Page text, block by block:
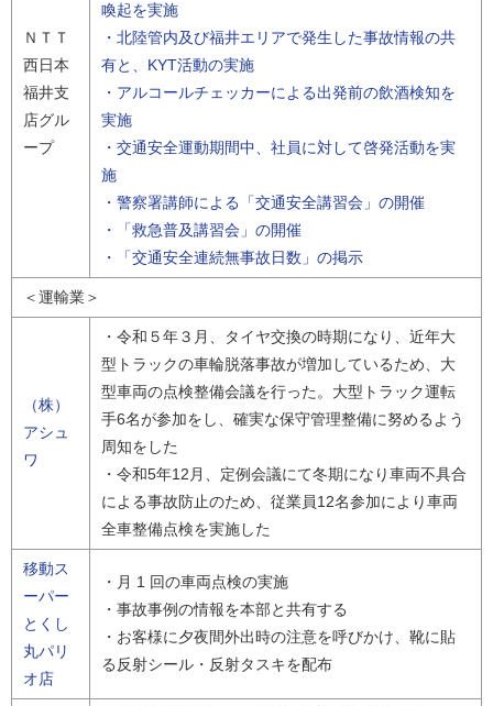
ＮＴＴ
西日本
福井支
店グル
ープ
喚起を実施
・北陸管内及び福井エリアで発生した事故情報の共
有と、KYT活動の実施
・アルコールチェッカーによる出発前の飲酒検知を
実施
・交通安全運動期間中、社員に対して啓発活動を実
施
・警察署講師による「交通安全講習会」の開催
・「救急普及講習会」の開催
・「交通安全連続無事故日数」の掲示
＜運輸業＞
（株）
アシュ
ワ
・令和５年３月、タイヤ交換の時期になり、近年大
型トラックの車輪脱落事故が増加しているため、大
型車両の点検整備会議を行った。大型トラック運転
手6名が参加をし、確実な保守管理整備に努めるよう
周知をした
・令和5年12月、定例会議にて冬期になり車両不具合
による事故防止のため、従業員12名参加により車両
全車整備点検を実施した
移動ス
ーパー
とくし
丸パリ
オ店
・月 1 回の車両点検の実施
・事故事例の情報を本部と共有する
・お客様に夕夜間外出時の注意を呼びかけ、靴に貼
る反射シール・反射タスキを配布